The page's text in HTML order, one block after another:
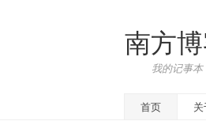
南方
我的记事本
首页